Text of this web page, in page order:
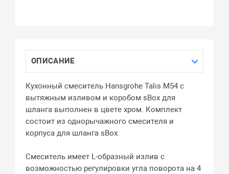
ОПИСАНИЕ
Кухонный смеситель Hansgrohe Talis M54 с
вытяжным изливом и коробом sBox для
шланга выполнен в цвете хром. Комплект
состоит из однорычажного смесителя и
корпуса для шланга sBox.
Смеситель имеет L-образный излив с
возможностью регулировки угла поворота на 4